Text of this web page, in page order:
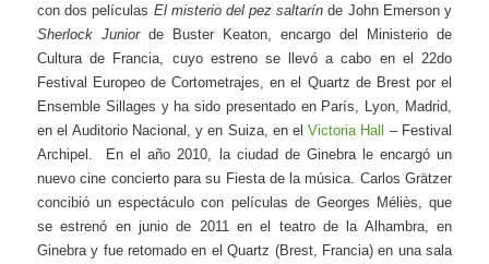
con dos películas El misterio del pez saltarín de John Emerson y
Sherlock Juniorde Buster Keaton, encargo del Ministerio de
Cultura de Francia, cuyo estreno se llevó a cabo en el 22do
Festival Europeo de Cortometrajes, en el Quartz de Brest por el
Ensemble Sillages y ha sido presentado en París, Lyon, Madrid,
en el Auditorio Nacional, y en Suiza, en elVictoria Hall – Festival
Archipel. En el año 2010, la ciudad de Ginebra le encargó un
nuevo cine concierto para su Fiesta de la música. Carlos Grätzer
concibió un espectáculo con películas de Georges Méliès, que
se estrenó en junio de 2011 en el teatro de la Alhambra, en
Ginebra y fue retomado en el Quartz (Brest, Francia) en una sala